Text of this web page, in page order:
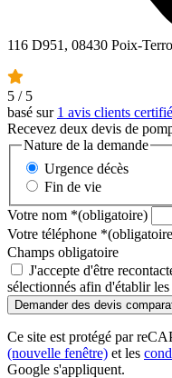
116 D951, 08430 Poix-
5 / 5
basé sur 1 avis clients
Recevez deux devis de
Nature de la demande
Urgence décès
Fin de vie
Votre nom *(obligatoire)
Votre téléphone *
Champs obligatoire
J'accepte d'être
sélectionnés afin d'établir
Ce site est protégé par
(nouvelle fenêtre) et les
Google s'appliquent.